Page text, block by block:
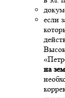
если
на